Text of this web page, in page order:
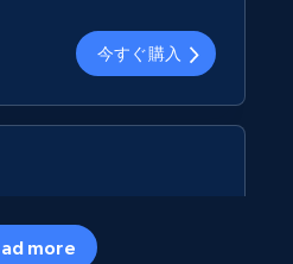
今すぐ購入
Top reviews, and
more